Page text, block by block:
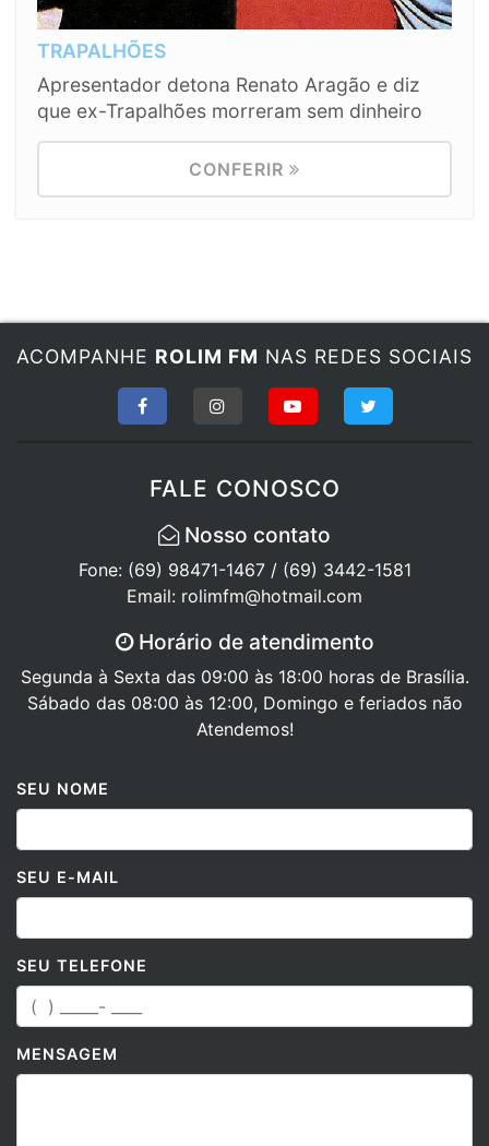
TRAPALHÕES
Apresentador detona Renato Aragão e diz
que ex-Trapalhões morreram sem dinheiro
CONFERIR
ACOMPANHE ROLIM FM NAS REDES SOCIAIS
FALE CONOSCO
Nosso contato
Fone: (69) 98471-1467 / (69) 3442-1581
Email: rolimfm@hotmail.com
Horário de atendimento
Segunda à Sexta das 09:00 às 18:00 horas de Brasília.
Sábado das 08:00 às 12:00, Domingo e feriados não
Atendemos!
SEU NOME
SEU E-MAIL
SEU TELEFONE
MENSAGEM